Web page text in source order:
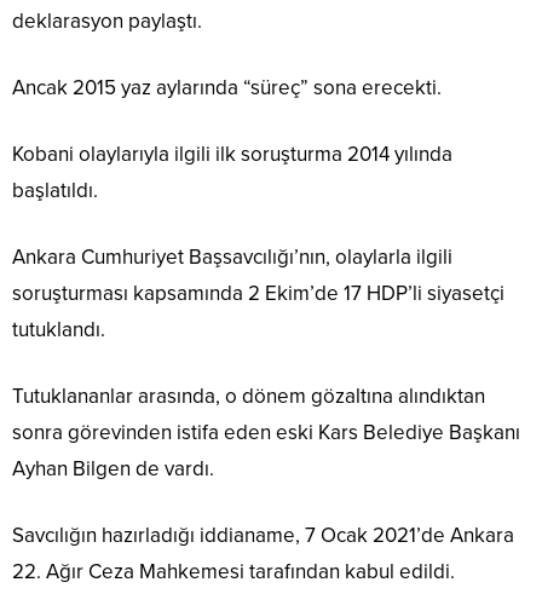
deklarasyon paylaştı.
Ancak 2015 yaz aylarında “süreç” sona erecekti.
Kobani olaylarıyla ilgili ilk soruşturma 2014 yılında
başlatıldı.
Ankara Cumhuriyet Başsavcılığı’nın, olaylarla ilgili
soruşturması kapsamında 2 Ekim’de 17 HDP’li siyasetçi
tutuklandı.
Tutuklananlar arasında, o dönem gözaltına alındıktan
sonra görevinden istifa eden eski Kars Belediye Başkanı
Ayhan Bilgen de vardı.
Savcılığın hazırladığı iddianame, 7 Ocak 2021’de Ankara
22. Ağır Ceza Mahkemesi tarafından kabul edildi.